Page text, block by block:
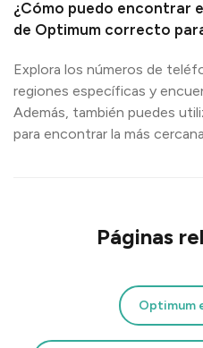
¿Cómo puedo encontrar
de Optimum correcto
Explora los números de
regiones específicas y
Además, también puedes
para encontrar la más
Páginas
Optimum